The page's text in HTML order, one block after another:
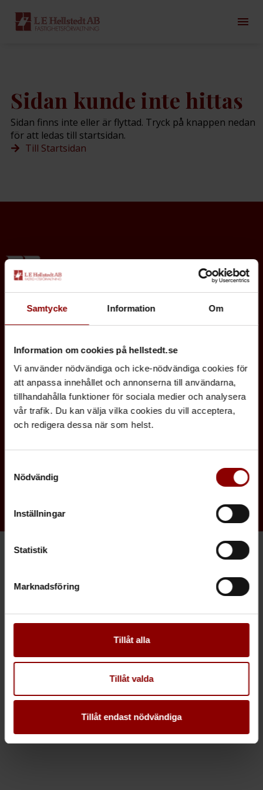
Samtycke Information Om
Information om cookies på hellstedt.se
Vi använder nödvändiga och icke-nödvändiga cookies för
att anpassa innehållet och annonserna till användarna,
tillhandahålla funktioner för sociala medier och analysera
vår trafik. Du kan välja vilka cookies du vill acceptera,
och redigera dessa när som helst.
Nödvändig
Inställningar
Statistik
Marknadsföring
Tillåt alla
Tillåt valda
Tillåt endast nödvändiga
Sidan kunde inte hittas
Sidan finns inte eller är flyttad. Tryck på knappen nedan
för att ledas till startsidan.
Till Startsidan
Snabblänkar
Felanmälan
Kontakt
LE Hellstedt AB, Döbelnsgatan 5
111 40 Stockholm
info@hellstedt.se
08-23 17 80 (Stockholm)
0171-312 33 (Enköping)